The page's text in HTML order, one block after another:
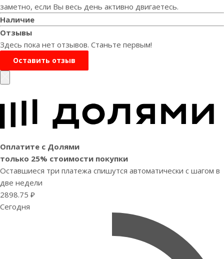
заметно, если Вы весь день активно двигаетесь.
Наличие
Отзывы
Здесь пока нет отзывов. Станьте первым!
Оставить отзыв
Оплатите с Долями
только 25% стоимости покупки
Оставшиеся три платежа спишутся автоматически с шагом в
две недели
2898.75 ₽
Сегодня